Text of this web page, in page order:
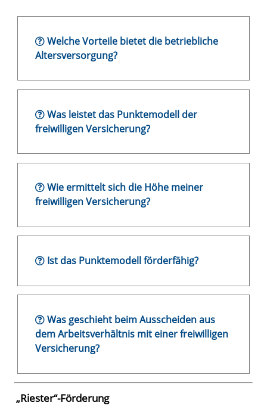
Welche Vorteile bietet die betriebliche
Altersversorgung?
Was leistet das Punktemodell der
freiwilligen Versicherung?
Wie ermittelt sich die Höhe meiner
freiwilligen Versicherung?
Ist das Punktemodell förderfähig?
Was geschieht beim Ausscheiden aus
dem Arbeitsverhältnis mit einer freiwilligen
Versicherung?
„Riester“-Förderung